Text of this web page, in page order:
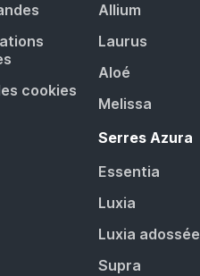
cookies
Allium
Laurus
Aloé
Melissa
Serres Azura
Essentia
Luxia
Luxia adossée
Supra